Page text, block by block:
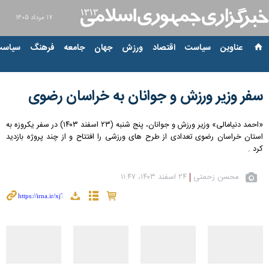
۱۷ مرداد ۱۴۰۵
عناوین‌ سیاست اقتصاد ورزش جهان جامعه فرهنگ
سفر وزیر ورزش و جوانان به خراسان رضوی
«احمد دنیامالی» وزیر ورزش و جوانان، پنج شنبه (۲۳ اسفند ۱۴۰۳) در سفر یکروزه به
استان خراسان رضوی تعدادی از طرح های ورزشی را افتتاح و از چند پروژه بازدید
کرد .
محسن زحمتی ۲۴ اسفند ۱۴۰۳، ۱۱:۴۷